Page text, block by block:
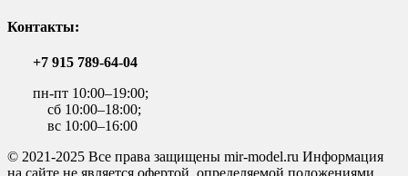
Контакты:
+7 915 789-64-04
пн-пт 10:00–19:00;
сб 10:00–18:00;
вс 10:00–16:00
© 2021-2025 Все права защищены mir-model.ru Информация